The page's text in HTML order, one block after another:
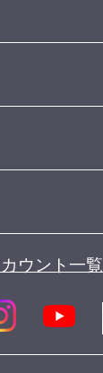
ウント一覧